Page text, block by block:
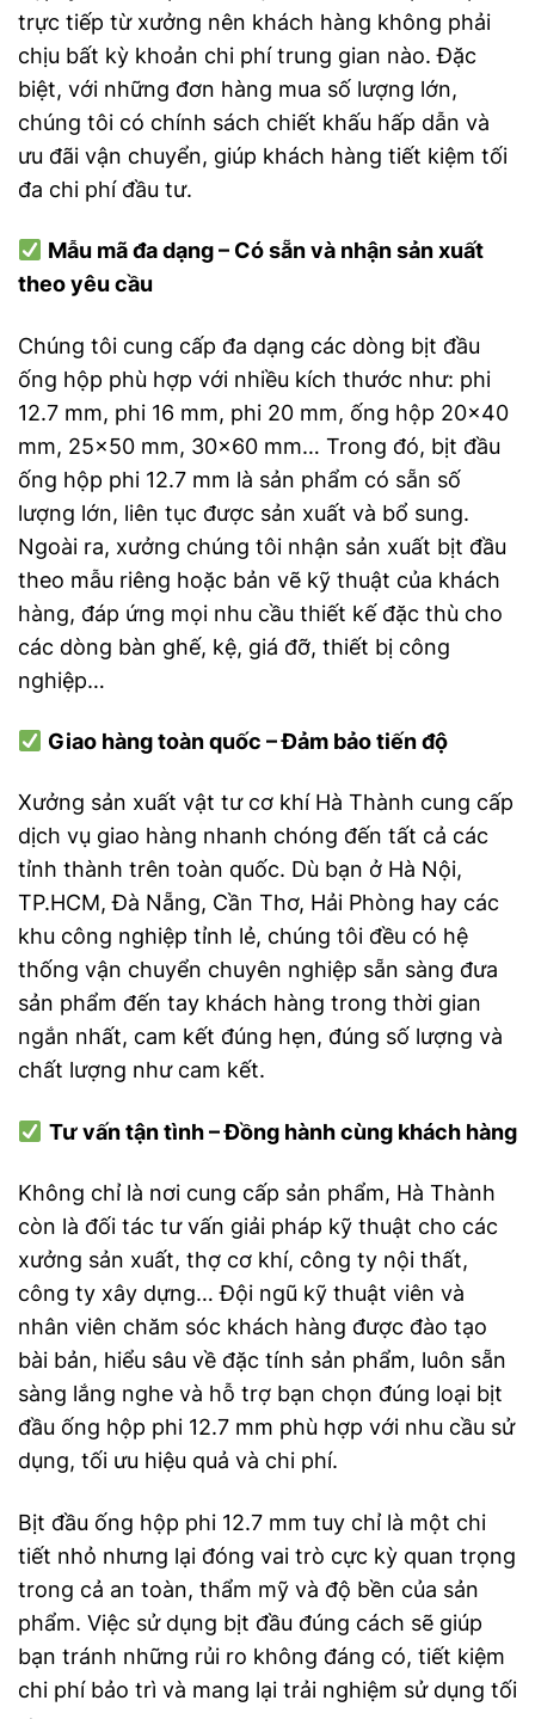
trực tiếp từ xưởng nên khách hàng không phải
chịu bất kỳ khoản chi phí trung gian nào. Đặc
biệt, với những đơn hàng mua số lượng lớn,
chúng tôi có chính sách chiết khấu hấp dẫn và
ưu đãi vận chuyển, giúp khách hàng tiết kiệm tối
đa chi phí đầu tư.
Mẫu mã đa dạng – Có sẵn và nhận sản xuất
theo yêu cầu
Chúng tôi cung cấp đa dạng các dòng bịt đầu
ống hộp phù hợp với nhiều kích thước như: phi
12.7 mm, phi 16 mm, phi 20 mm, ống hộp 20×40
mm, 25×50 mm, 30×60 mm… Trong đó, bịt đầu
ống hộp phi 12.7 mm là sản phẩm có sẵn số
lượng lớn, liên tục được sản xuất và bổ sung.
Ngoài ra, xưởng chúng tôi nhận sản xuất bịt đầu
theo mẫu riêng hoặc bản vẽ kỹ thuật của khách
hàng, đáp ứng mọi nhu cầu thiết kế đặc thù cho
các dòng bàn ghế, kệ, giá đỡ, thiết bị công
nghiệp…
Giao hàng toàn quốc – Đảm bảo tiến độ
Xưởng sản xuất vật tư cơ khí Hà Thành cung cấp
dịch vụ giao hàng nhanh chóng đến tất cả các
tỉnh thành trên toàn quốc. Dù bạn ở Hà Nội,
TP.HCM, Đà Nẵng, Cần Thơ, Hải Phòng hay các
khu công nghiệp tỉnh lẻ, chúng tôi đều có hệ
thống vận chuyển chuyên nghiệp sẵn sàng đưa
sản phẩm đến tay khách hàng trong thời gian
ngắn nhất, cam kết đúng hẹn, đúng số lượng và
chất lượng như cam kết.
Tư vấn tận tình – Đồng hành cùng khách hàng
Không chỉ là nơi cung cấp sản phẩm, Hà Thành
còn là đối tác tư vấn giải pháp kỹ thuật cho các
xưởng sản xuất, thợ cơ khí, công ty nội thất,
công ty xây dựng… Đội ngũ kỹ thuật viên và
nhân viên chăm sóc khách hàng được đào tạo
bài bản, hiểu sâu về đặc tính sản phẩm, luôn sẵn
sàng lắng nghe và hỗ trợ bạn chọn đúng loại bịt
đầu ống hộp phi 12.7 mm phù hợp với nhu cầu sử
dụng, tối ưu hiệu quả và chi phí.
Bịt đầu ống hộp phi 12.7 mm tuy chỉ là một chi
tiết nhỏ nhưng lại đóng vai trò cực kỳ quan trọng
trong cả an toàn, thẩm mỹ và độ bền của sản
phẩm. Việc sử dụng bịt đầu đúng cách sẽ giúp
bạn tránh những rủi ro không đáng có, tiết kiệm
chi phí bảo trì và mang lại trải nghiệm sử dụng tối